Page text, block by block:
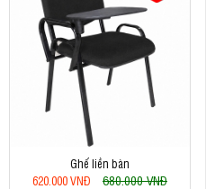
Ghế liền bàn
620.000 VNĐ
680.000 VNĐ